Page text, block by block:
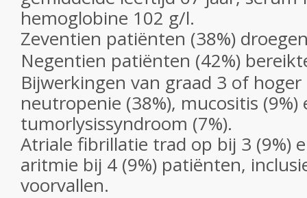
hemoglobine 102 g/l.
Zeventien patiënten (38%)
Negentien patiënten (42%)
Bijwerkingen van graad 3 of
neutropenie (38%), mucositis (9%)
tumorlysissyndroom (7%).
Atriale fibrillatie trad op bij 3 (9%)
aritmie bij 4 (9%) patiënten,
voorvallen.